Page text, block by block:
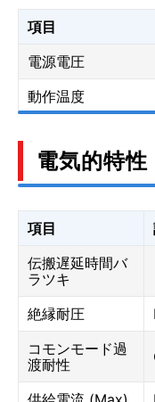
項目
電源電圧
動作温度
電気的特性
項目
伝搬遅延時間バ
ラツキ
絶縁耐圧
コモンモード過
渡耐性